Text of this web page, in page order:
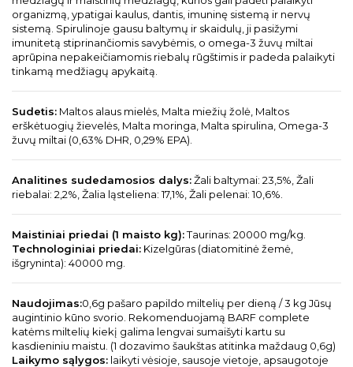
organizmą, ypatigai kaulus, dantis, imuninę sistemą ir nervų
sistemą. Spirulinoje gausu baltymų ir skaidulų, ji pasižymi
imunitetą stiprinančiomis savybėmis, o omega-3 žuvų miltai
aprūpina nepakeičiamomis riebalų rūgštimis ir padeda palaikyti
tinkamą medžiagų apykaitą.
Sudetis: Maltos alaus mielės, Malta miežių žolė, Maltos
erškėtuogių žievelės, Malta moringa, Malta spirulina, Omega-3
žuvų miltai (0,63% DHR, 0,29% EPA).
Analitines sudedamosios dalys:Žali baltymai: 23,5%, Žali
riebalai: 2,2%, Žalia ląsteliena: 17,1%, Žali pelenai: 10,6%.
Maistiniai priedai (1 maisto kg):Taurinas: 20000 mg/kg.
Technologiniai priedai: Kizelgūras (diatomitinė žemė,
išgryninta): 40000 mg.
Naudojimas:0,6g pašaro papildo miltelių per dieną / 3 kg Jūsų
augintinio kūno svorio. Rekomenduojamą BARF complete
katėms miltelių kiekį galima lengvai sumaišyti kartu su
kasdieniniu maistu. (1 dozavimo šaukštas atitinka maždaug 0,6g)
Laikymo sąlygos: laikyti vėsioje, sausoje vietoje, apsaugotoje